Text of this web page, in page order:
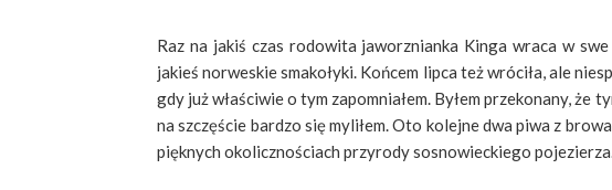
Raz na jakiś czas rodowita jaworznianka Kinga wraca w
jakieś norweskie smakołyki. Końcem lipca też wróciła, ale
gdy już właściwie o tym zapomniałem. Byłem przekonany, że
na szczęście bardzo się myliłem. Oto kolejne dwa piwa z
pięknych okolicznościach przyrody sosnowieckiego